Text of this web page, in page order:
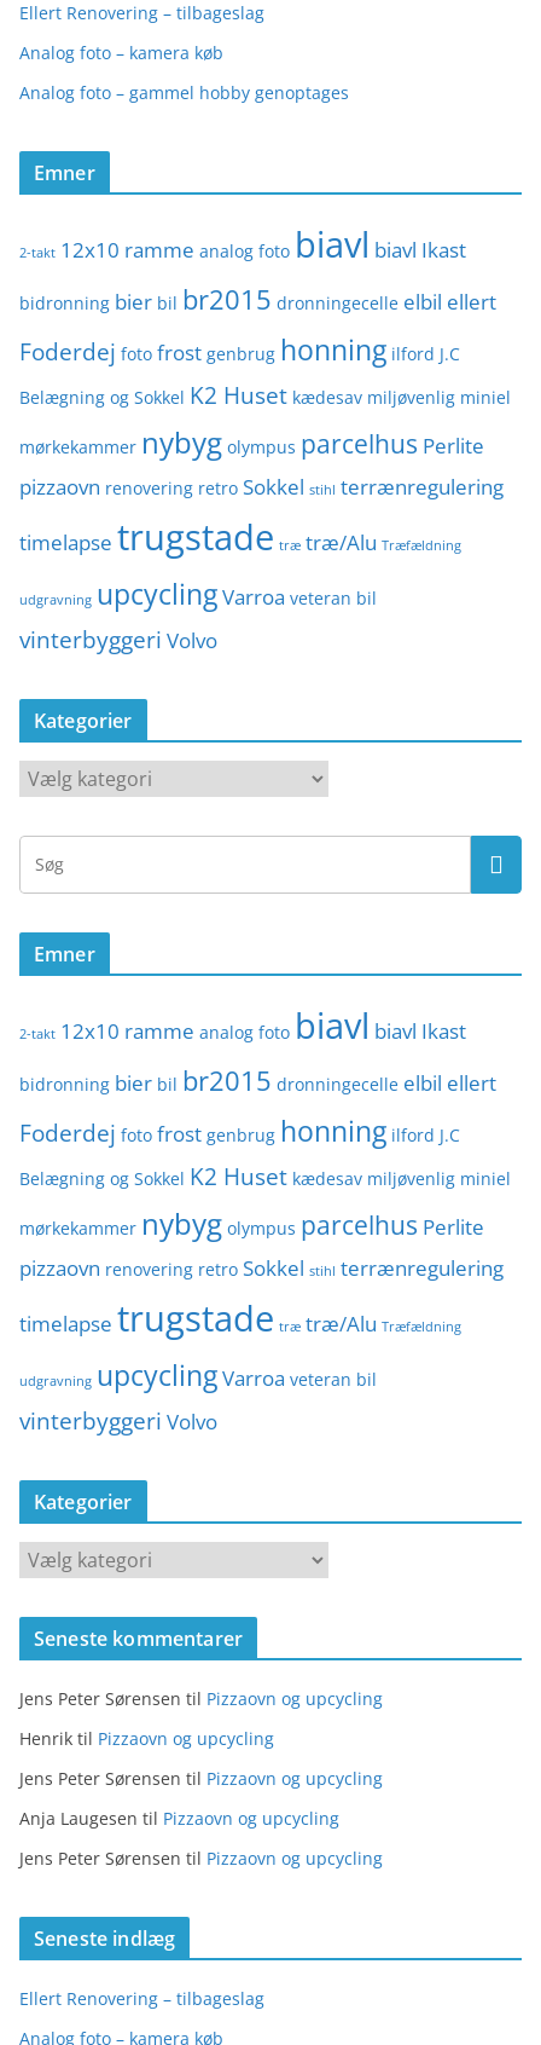
Ellert Renovering – tilbageslag
Analog foto – kamera køb
Analog foto – gammel hobby genoptages
Emner
2-takt 12x10 ramme analog foto biavl biavl Ikast
bidronning bier bil br2015 dronningecelle elbil ellert
Foderdej foto frost genbrug honning ilford J.C
Belægning og Sokkel K2 Huset kædesav miljøvenlig miniel
mørkekammer nybyg olympus parcelhus Perlite
pizzaovn renovering retro Sokkel stihl terrænregulering
timelapse trugstade træ træ/Alu Træfældning
udgravning upcyclingVarroa veteran bil
vinterbyggeri Volvo
Kategorier
K
a
t
g
r
Emner
2-takt 12x10 ramme analog foto biavl biavl Ikast
bidronning bier bil br2015 dronningecelle elbil ellert
Foderdej foto frost genbrug honning ilford J.C
Belægning og Sokkel K2 Huset kædesav miljøvenlig miniel
mørkekammer nybyg olympus parcelhus Perlite
pizzaovn renovering retro Sokkel stihl terrænregulering
timelapse trugstade træ træ/Alu Træfældning
udgravning upcyclingVarroa veteran bil
vinterbyggeri Volvo
Kategorier
K
a
t
o
r
i
r
Seneste kommentarer
Jens Peter Sørensen til Pizzaovn og upcycling
Henrik til Pizzaovn og upcycling
Jens Peter Sørensen til Pizzaovn og upcycling
Anja Laugesen til Pizzaovn og upcycling
Jens Peter Sørensen til Pizzaovn og upcycling
Seneste indlæg
Ellert Renovering – tilbageslag
Analog foto – kamera køb